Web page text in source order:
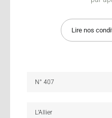
Lire nos